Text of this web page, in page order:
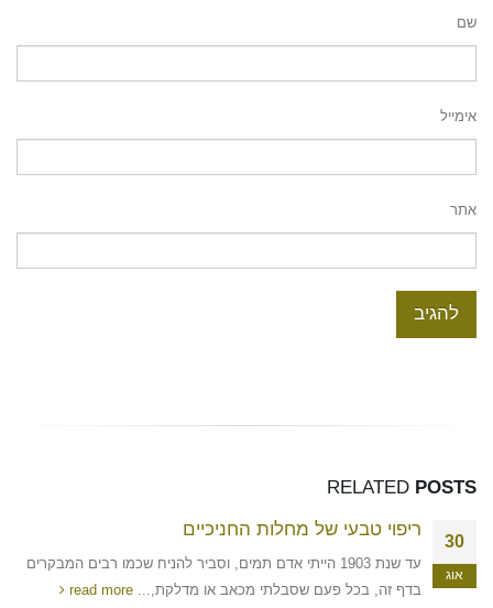
שם
אימייל
אתר
RELATED POSTS
30
אוג
ריפוי טבעי של מחלות החניכיים
עד שנת 1903 הייתי אדם תמים, וסביר להניח שכמו רבים המבקרים
בדף זה, בכל פעם שסבלתי מכאב או מדלקת,... read more